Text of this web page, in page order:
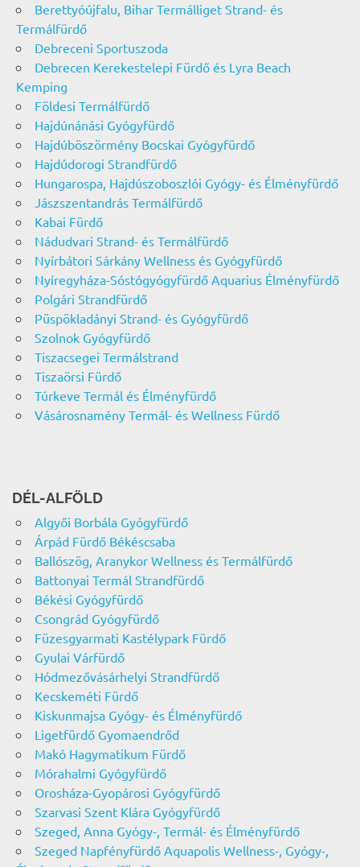
Berettyóújfalu, Bihar Termálliget Strand- és
Termálfürdő
Debreceni Sportuszoda
Debrecen Kerekestelepi Fürdő és Lyra Beach
Kemping
Földesi Termálfürdő
Hajdúnánási Gyógyfürdő
Hajdúböszörmény Bocskai Gyógyfürdő
Hajdúdorogi Strandfürdő
Hungarospa, Hajdúszoboszlói Gyógy- és Élményfürdő
Jászszentandrás Termálfürdő
Kabai Fürdő
Nádudvari Strand- és Termálfürdő
Nyírbátori Sárkány Wellness és Gyógyfürdő
Nyíregyháza-Sóstógyógyfürdő Aquarius Élményfürdő
Polgári Strandfürdő
Püspökladányi Strand- és Gyógyfürdő
Szolnok Gyógyfürdő
Tiszacsegei Termálstrand
Tiszaörsi Fürdő
Túrkeve Termál és Élményfürdő
Vásárosnamény Termál- és Wellness Fürdő
DÉL-ALFÖLD
Algyői Borbála Gyógyfürdő
Árpád Fürdő Békéscsaba
Ballószög, Aranykor Wellness és Termálfürdő
Battonyai Termál Strandfürdő
Békési Gyógyfürdő
Csongrád Gyógyfürdő
Füzesgyarmati Kastélypark Fürdő
Gyulai Várfürdő
Hódmezővásárhelyi Strandfürdő
Kecskeméti Fürdő
Kiskunmajsa Gyógy- és Élményfürdő
Ligetfürdő Gyomaendrőd
Makó Hagymatikum Fürdő
Mórahalmi Gyógyfürdő
Orosháza-Gyopárosi Gyógyfürdő
Szarvasi Szent Klára Gyógyfürdő
Szeged, Anna Gyógy-, Termál- és Élményfürdő
Szeged Napfényfürdő Aquapolis Wellness-, Gyógy-,